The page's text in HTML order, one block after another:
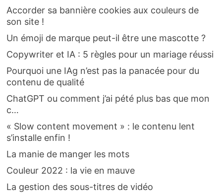
Accorder sa bannière cookies aux couleurs de
son site !
Un émoji de marque peut-il être une mascotte ?
Copywriter et IA : 5 règles pour un mariage réussi
Pourquoi une IAg n’est pas la panacée pour du
contenu de qualité
ChatGPT ou comment j’ai pété plus bas que mon
c…
« Slow content movement » : le contenu lent
s’installe enfin !
La manie de manger les mots
Couleur 2022 : la vie en mauve
La gestion des sous-titres de vidéo